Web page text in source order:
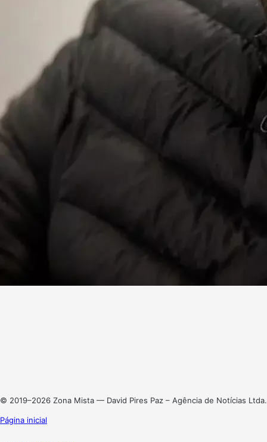
© 2019–2026 Zona Mista — David Pires Paz – Agência de Notícias Ltda.
Página inicial